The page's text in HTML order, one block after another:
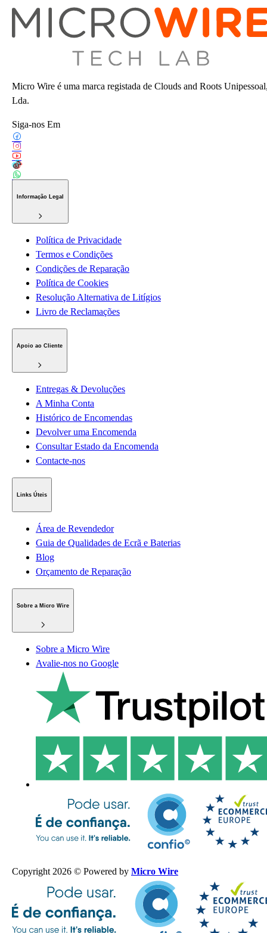
Micro Wire é uma marca registada de Clouds and Roots
Lda.
Siga-nos Em
Informação Legal
Política de Privacidade
Termos e Condições
Condições de Reparação
Política de Cookies
Resolução Alternativa de Litígios
Livro de Reclamações
Apoio ao Cliente
Entregas & Devoluções
A Minha Conta
Histórico de Encomendas
Devolver uma Encomenda
Consultar Estado da Encomenda
Contacte-nos
Links Úteis
Área de Revendedor
Guia de Qualidades de Ecrã e Baterias
Blog
Orçamento de Reparação
Sobre a Micro Wire
Sobre a Micro Wire
Avalie-nos no Google
Copyright 2026 © Powered by Micro Wire